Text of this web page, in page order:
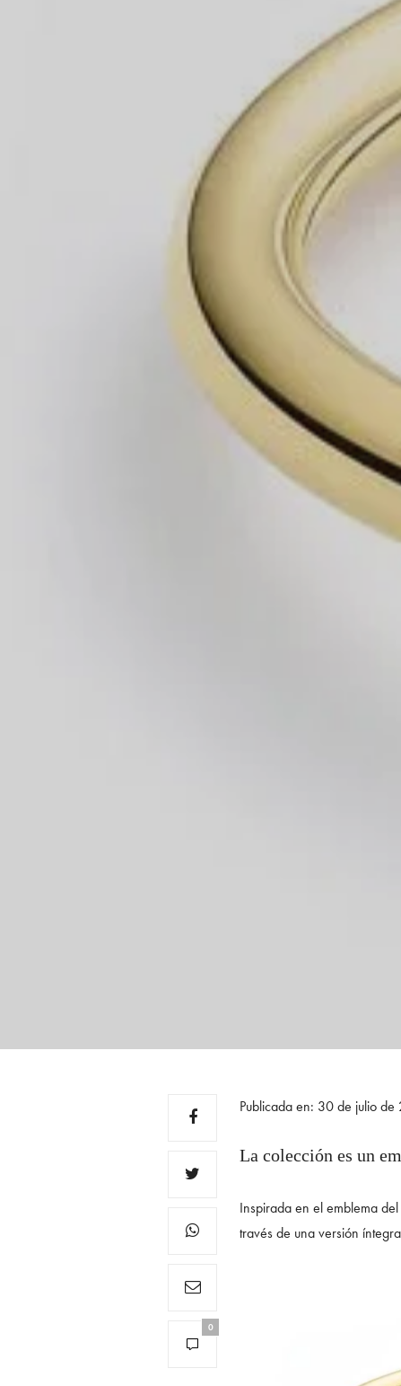
0
Publicada en: 30 de julio
La colección es un
Inspirada en el emblema
través de una versión